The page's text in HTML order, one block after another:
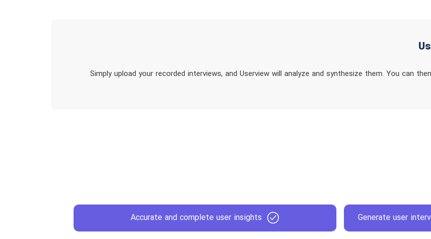
Simply upload your recorded interviews, and Userview will analyze and synthesize them. You can
Generate user
Accurate and complete user insights